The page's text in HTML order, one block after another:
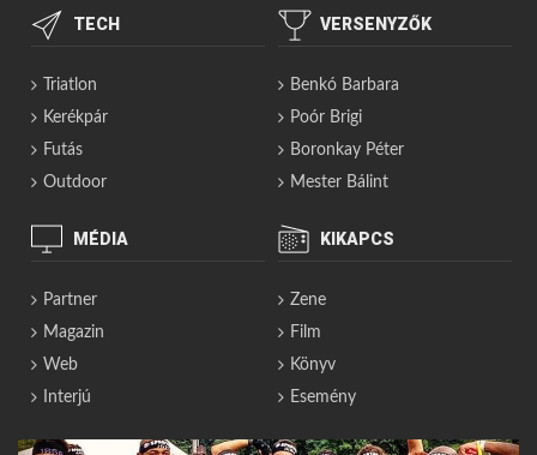
TECH
Triatlon
Kerékpár
Futás
Outdoor
VERSENYZŐK
Benkó Barbara
Poór Brigi
Boronkay Péter
Mester Bálint
MÉDIA
Partner
Magazin
Web
Interjú
KIKAPCS
Zene
Film
Könyv
Esemény